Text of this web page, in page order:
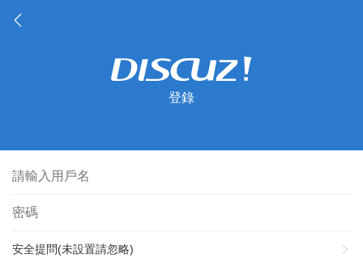
登錄
安全提問(未設置請忽略)